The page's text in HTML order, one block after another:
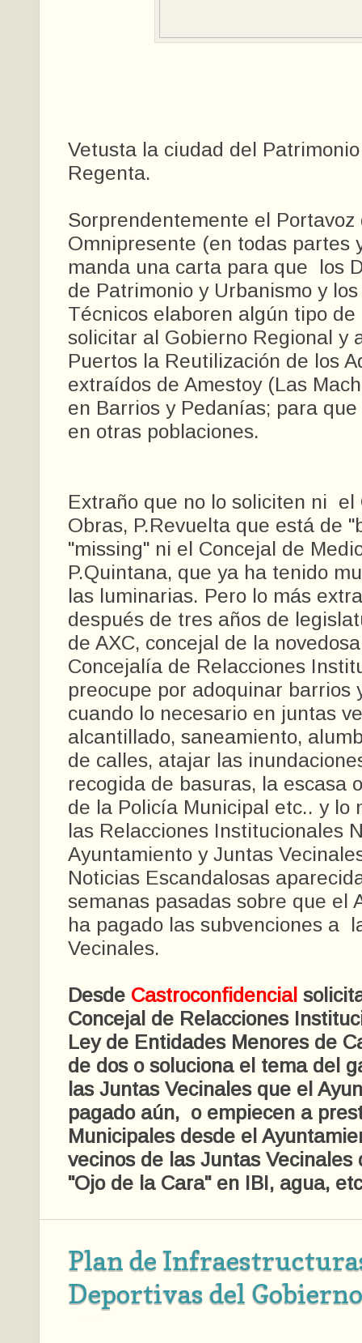
Vetusta la ciudad del
Regenta.
Sorprendentemente el Portavoz
Omnipresente (en todas partes
manda una carta para que los
de Patrimonio y Urbanismo y
Técnicos elaboren algún tipo
solicitar al Gobierno Regional y
Puertos la Reutilización de los
extraídos de Amestoy (Las
en Barrios y Pedanías; para
en otras poblaciones.
Extraño que no lo soliciten ni el
Obras, P.Revuelta que está de
"missing" ni el Concejal de
P.Quintana, que ya ha tenido
las luminarias. Pero lo más
después de tres años de
de AXC, concejal de la
Concejalía de Relacciones
preocupe por adoquinar barrios
cuando lo necesario en juntas
alcantillado, saneamiento,
de calles, atajar las
recogida de basuras, la escasa
de la Policía Municipal etc.. y lo
las Relacciones Institucionales
Ayuntamiento y Juntas
Noticias Escandalosas
semanas pasadas sobre que el
ha pagado las subvenciones a
Vecinales.
Desde Castroconfidencial
Concejal de Relacciones
Ley de Entidades Menores de
de dos o soluciona el tema del
las Juntas Vecinales que el
pagado aún, o empiecen a
Municipales desde el
vecinos de las Juntas Vecinales
"Ojo de la Cara" en IBI, agua,
Plan de
Deportivas del